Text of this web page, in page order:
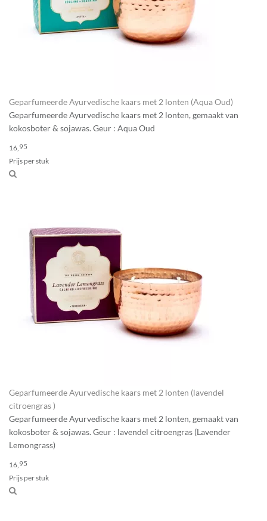
Geparfumeerde Ayurvedische kaars met 2 lonten (Aqua Oud)
Geparfumeerde Ayurvedische kaars met 2 lonten, gemaakt van
kokosboter & sojawas. Geur : Aqua Oud
16, 95
Prijs per stuk
Geparfumeerde Ayurvedische kaars met 2 lonten (lavendel
citroengras )
Geparfumeerde Ayurvedische kaars met 2 lonten, gemaakt van
kokosboter & sojawas. Geur : lavendel citroengras (Lavender
Lemongrass)
16, 95
Prijs per stuk